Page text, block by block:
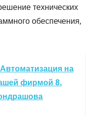
технических
обеспечения,
на
фирмой 8.